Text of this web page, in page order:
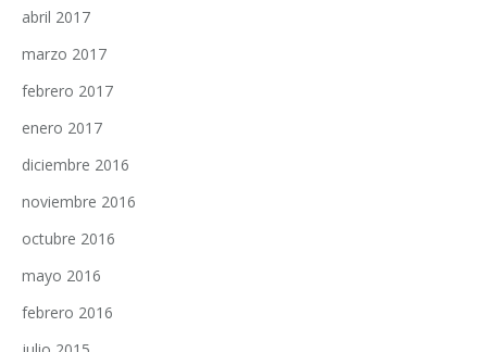
abril 2017
marzo 2017
febrero 2017
enero 2017
diciembre 2016
noviembre 2016
octubre 2016
mayo 2016
febrero 2016